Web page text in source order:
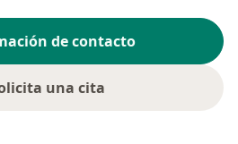
de contacto
una cita